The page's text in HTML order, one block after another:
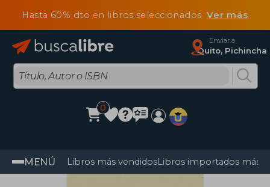
Hasta 60% dto en libros seleccionadosVer más
Enviar a
Quito, Pichincha
0
MENÚ Libros más vendidosLibros importados más